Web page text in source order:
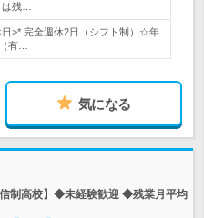
残…
完全週休2日（シフト制）☆年
有…
気になる
制高校】◆未経験歓迎 ◆残業月平均